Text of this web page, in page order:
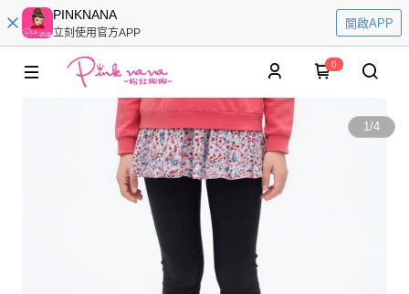
PINKNANA
立刻使用官方APP
開啟APP
0
1/4